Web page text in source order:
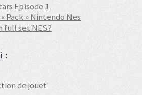
Episode 1
Pack » Nintendo Nes
full set NES?
:
de jouet